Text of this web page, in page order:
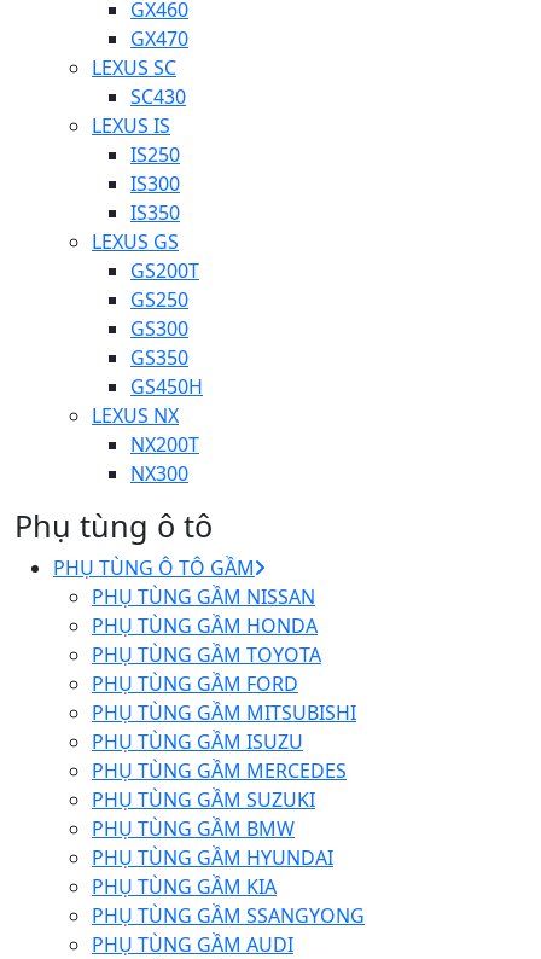
GX460
GX470
LEXUS SC
SC430
LEXUS IS
IS250
IS300
IS350
LEXUS GS
GS200T
GS250
GS300
GS350
GS450H
LEXUS NX
NX200T
NX300
Phụ tùng ô tô
PHỤ TÙNG Ô TÔ GẦM
PHỤ TÙNG GẦM NISSAN
PHỤ TÙNG GẦM HONDA
PHỤ TÙNG GẦM TOYOTA
PHỤ TÙNG GẦM FORD
PHỤ TÙNG GẦM MITSUBISHI
PHỤ TÙNG GẦM ISUZU
PHỤ TÙNG GẦM MERCEDES
PHỤ TÙNG GẦM SUZUKI
PHỤ TÙNG GẦM BMW
PHỤ TÙNG GẦM HYUNDAI
PHỤ TÙNG GẦM KIA
PHỤ TÙNG GẦM SSANGYONG
PHỤ TÙNG GẦM AUDI